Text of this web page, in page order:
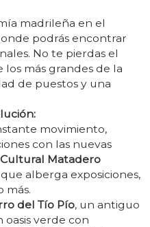
madrileña en el
podrás encontrar
No te pierdas el
los más grandes de la
de puestos y una
movimiento,
con las nuevas
Matadero
alberga exposiciones,
más.
del Tío Pío, un antiguo
verde con